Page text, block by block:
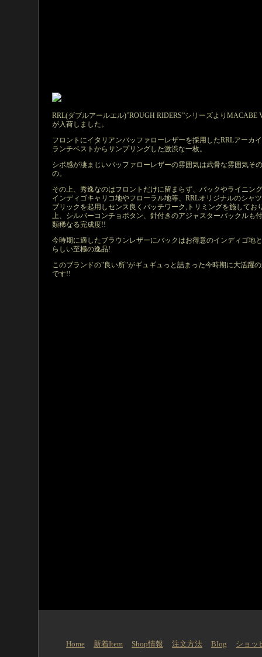
RRL(ダブルアールエル)”ROUGH RIDERS”シリーズよりMACABE
が入荷しました。
フロントにイタリアンバッファローレザーを採用したRRLアーカ
ランチベストからサンプリングした激渋な一枚。
シボ感が凄まじいバッファローレザーの雰囲気は武骨な雰囲気そ
の。
その上、秀逸なのはフロントだけに留まらず、バックやライニン
インディゴキャリコ地やフローラル地等、RRLオリジナルのシャ
ブリックを起用しセンス良くパッチワーク,トリミングを施してお
上、シルバーコンチョボタン、針付きのアジャスターバックルも
類稀なる完成度!!
今時期に適したブラウンレザーにバックはお得意のインディゴ地
らしい至極の逸品!
このブランドの"良い所"がギュギュっと詰まった今時期に大活躍
です!!
Home 新着Item Shop情報 注文方法 Blog
ショッ